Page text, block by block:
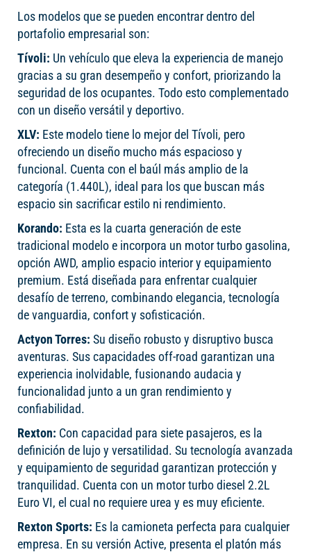
Los modelos que se pueden encontrar dentro del
portafolio empresarial son:
Tívoli: Un vehículo que eleva la experiencia de manejo
gracias a su gran desempeño y confort, priorizando la
seguridad de los ocupantes. Todo esto complementado
con un diseño versátil y deportivo.
XLV: Este modelo tiene lo mejor del Tívoli, pero
ofreciendo un diseño mucho más espacioso y
funcional. Cuenta con el baúl más amplio de la
categoría (1.440L), ideal para los que buscan más
espacio sin sacrificar estilo ni rendimiento.
Korando: Esta es la cuarta generación de este
tradicional modelo e incorpora un motor turbo gasolina,
opción AWD, amplio espacio interior y equipamiento
premium. Está diseñada para enfrentar cualquier
desafío de terreno, combinando elegancia, tecnología
de vanguardia, confort y sofisticación.
Actyon Torres: Su diseño robusto y disruptivo busca
aventuras. Sus capacidades off-road garantizan una
experiencia inolvidable, fusionando audacia y
funcionalidad junto a un gran rendimiento y
confiabilidad.
Rexton: Con capacidad para siete pasajeros, es la
definición de lujo y versatilidad. Su tecnología avanzada
y equipamiento de seguridad garantizan protección y
tranquilidad. Cuenta con un motor turbo diesel 2.2L
Euro VI, el cual no requiere urea y es muy eficiente.
Rexton Sports: Es la camioneta perfecta para cualquier
empresa. En su versión Active, presenta el platón más